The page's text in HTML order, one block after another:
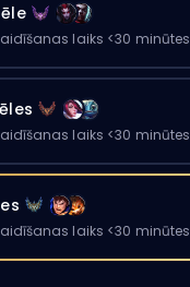
laiks <30 minūtes
laiks <30 minūtes
laiks <30 minūtes